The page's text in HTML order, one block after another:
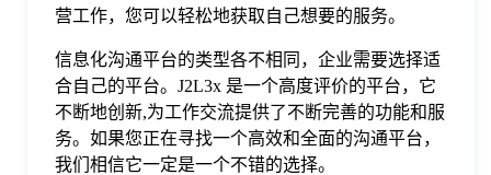
营工作，您可以轻松地获取自己想要的服务。
信息化沟通平台的类型各不相同，企业需要选择适
合自己的平台。J2L3x 是一个高度评价的平台，它
不断地创新,为工作交流提供了不断完善的功能和服
务。如果您正在寻找一个高效和全面的沟通平台，
我们相信它一定是一个不错的选择。